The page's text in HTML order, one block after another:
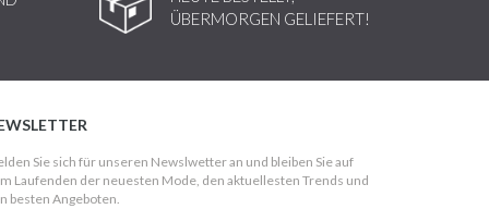
ÜBERMORGEN GELIEFERT!
Sie sich für unseren Newslwetter an und bleiben Sie auf
Laufenden der neuesten Mode, den aktuellesten Trends und
besten Angeboten.